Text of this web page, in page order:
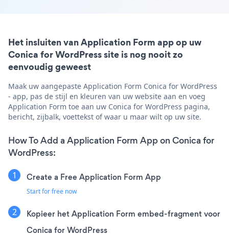
Het insluiten van Application Form app op uw
Conica for WordPress site is nog nooit zo
eenvoudig geweest
Maak uw aangepaste Application Form Conica for WordPress
- app, pas de stijl en kleuren van uw website aan en voeg
Application Form toe aan uw Conica for WordPress pagina,
bericht, zijbalk, voettekst of waar u maar wilt op uw site.
How To Add a Application Form App on Conica for
WordPress:
Create a Free Application Form App
Start for free now
Kopieer het Application Form embed-fragment voor
Conica for WordPress